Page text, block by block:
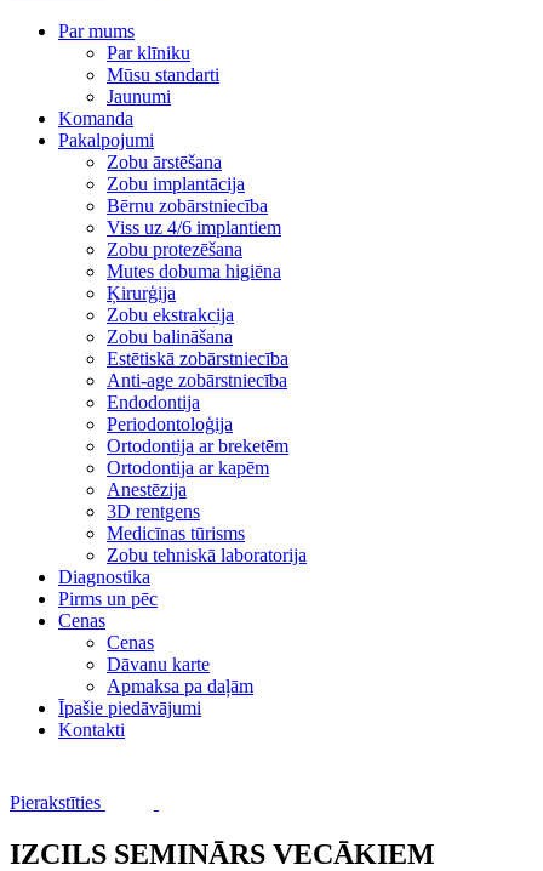
Par mums
Par klīniku
Mūsu standarti
Jaunumi
Komanda
Pakalpojumi
Zobu ārstēšana
Zobu implantācija
Bērnu zobārstniecība
Viss uz 4/6 implantiem
Zobu protezēšana
Mutes dobuma higiēna
Ķirurģija
Zobu ekstrakcija
Zobu balināšana
Estētiskā zobārstniecība
Anti-age zobārstniecība
Endodontija
Periodontoloģija
Ortodontija ar breketēm
Ortodontija ar kapēm
Anestēzija
3D rentgens
Medicīnas tūrisms
Zobu tehniskā laboratorija
Diagnostika
Pirms un pēc
Cenas
Cenas
Dāvanu karte
Apmaksa pa daļām
Īpašie piedāvājumi
Kontakti
Pierakstīties
IZCILS SEMINĀRS VECĀKIEM